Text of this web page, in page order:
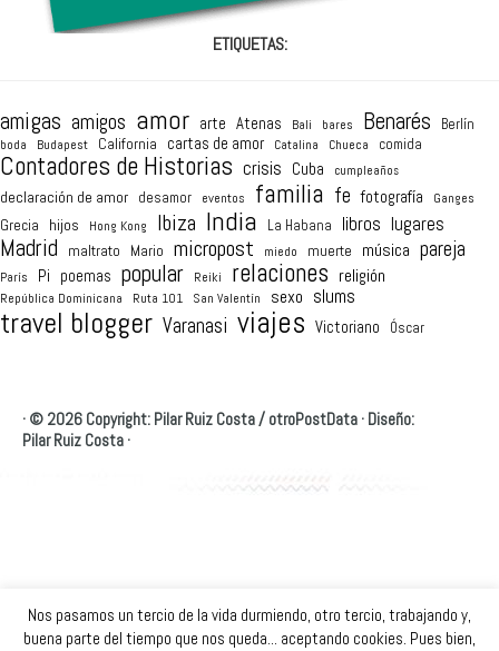
ETIQUETAS:
amigas amigos amor arte Atenas Bali bares Benarés Berlín
boda Budapest California cartas de amor Catalina Chueca comida
Contadores de Historias crisis Cuba cumpleaños
declaración de amor desamor eventos familia fe fotografía Ganges
Grecia hijos Hong Kong Ibiza India La Habana libros lugares
Madrid maltrato Mario micropost miedo muerte música pareja
París Pi poemas popular Reiki relaciones religión
República Dominicana Ruta 101 San Valentín sexo slums
travel blogger Varanasi viajes Victoriano Óscar
· © 2026 Copyright: Pilar Ruiz Costa / otroPostData · Diseño:
Pilar Ruiz Costa ·
Nos pasamos un tercio de la vida durmiendo, otro tercio, trabajando y,
buena parte del tiempo que nos queda... aceptando cookies. Pues bien,